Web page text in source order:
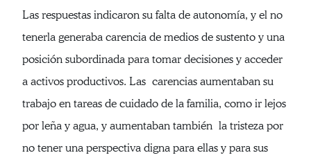
Las respuestas indicaron su falta de autonomía, y el no
tenerla generaba carencia de medios de sustento y una
posición subordinada para tomar decisiones y acceder
a activos productivos. Las carencias aumentaban su
trabajo en tareas de cuidado de la familia, como ir lejos
por leña y agua, y aumentaban también la tristeza por
no tener una perspectiva digna para ellas y para sus